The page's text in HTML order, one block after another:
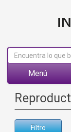
Menú
Filtro